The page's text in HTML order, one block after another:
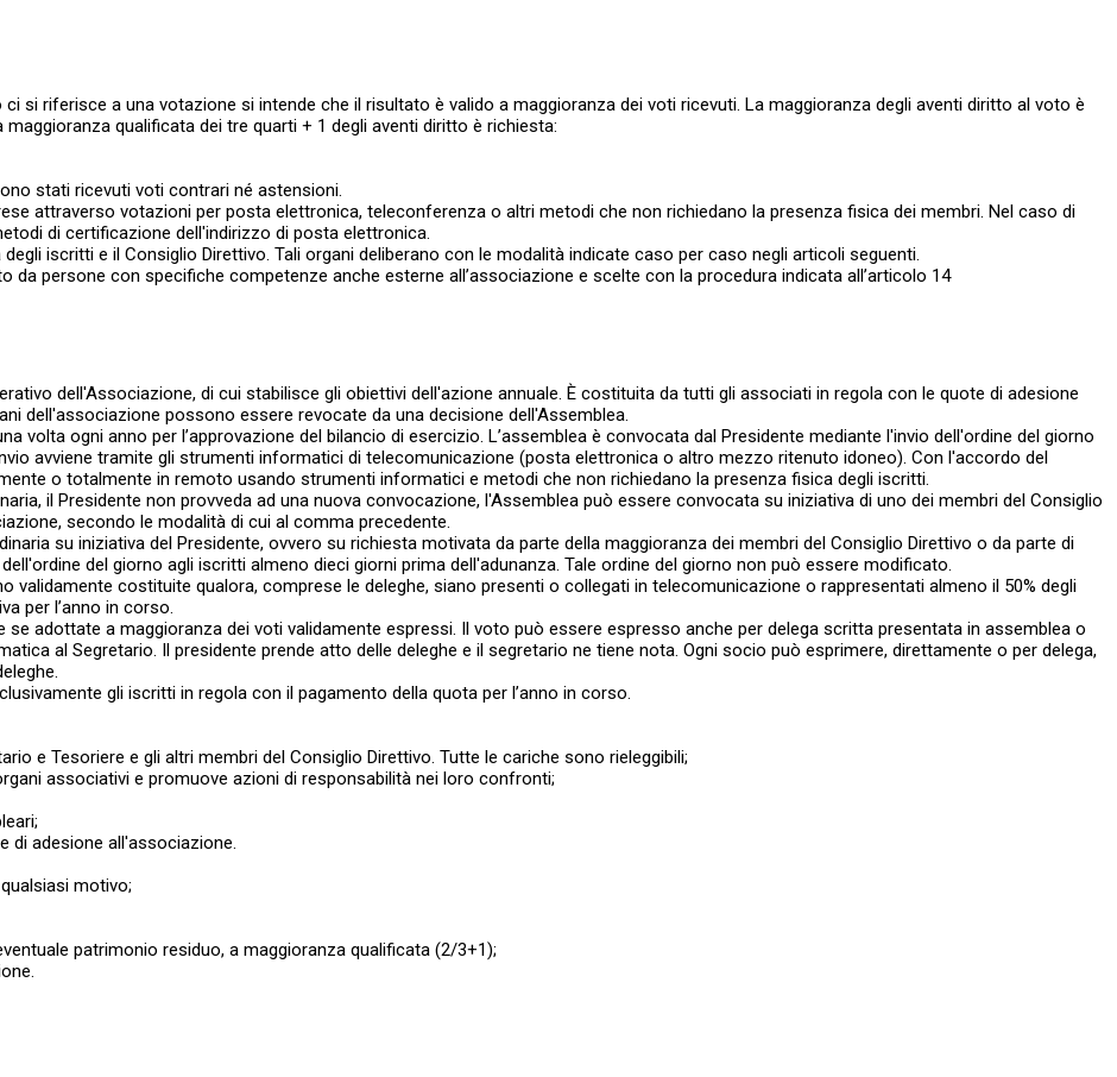
si riferisce a una votazione si intende che il risultato è valido a maggioranza dei voti ricevuti. La maggioranza degli aventi diritto al voto è
qualificata dei tre quarti + 1 degli aventi diritto è richiesta:
stati ricevuti voti contrari né astensioni.
attraverso votazioni per posta elettronica, teleconferenza o altri metodi che non richiedano la presenza fisica dei membri. Nel caso di
di certificazione dell'indirizzo di posta elettronica.
iscritti e il Consiglio Direttivo. Tali organi deliberano con le modalità indicate caso per caso negli articoli seguenti.
persone con specifiche competenze anche esterne all’associazione e scelte con la procedura indicata all’articolo 14
dell'Associazione, di cui stabilisce gli obiettivi dell'azione annuale. È costituita da tutti gli associati in regola con le quote di adesione
dell'associazione possono essere revocate da una decisione dell'Assemblea.
volta ogni anno per l’approvazione del bilancio di esercizio. L’assemblea è convocata dal Presidente mediante l'invio dell'ordine del giorno
avviene tramite gli strumenti informatici di telecomunicazione (posta elettronica o altro mezzo ritenuto idoneo). Con l'accordo del
o totalmente in remoto usando strumenti informatici e metodi che non richiedano la presenza fisica degli iscritti.
il Presidente non provveda ad una nuova convocazione, l'Assemblea può essere convocata su iniziativa di uno dei membri del Consiglio
secondo le modalità di cui al comma precedente.
su iniziativa del Presidente, ovvero su richiesta motivata da parte della maggioranza dei membri del Consiglio Direttivo o da parte di
del giorno agli iscritti almeno dieci giorni prima dell'adunanza. Tale ordine del giorno non può essere modificato.
validamente costituite qualora, comprese le deleghe, siano presenti o collegati in telecomunicazione o rappresentati almeno il 50% degli
per l’anno in corso.
se adottate a maggioranza dei voti validamente espressi. Il voto può essere espresso anche per delega scritta presentata in assemblea o
al Segretario. Il presidente prende atto delle deleghe e il segretario ne tiene nota. Ogni socio può esprimere, direttamente o per delega,
gli iscritti in regola con il pagamento della quota per l’anno in corso.
e Tesoriere e gli altri membri del Consiglio Direttivo. Tutte le cariche sono rieleggibili;
associativi e promuove azioni di responsabilità nei loro confronti;
di adesione all'associazione.
motivo;
patrimonio residuo, a maggioranza qualificata (2/3+1);